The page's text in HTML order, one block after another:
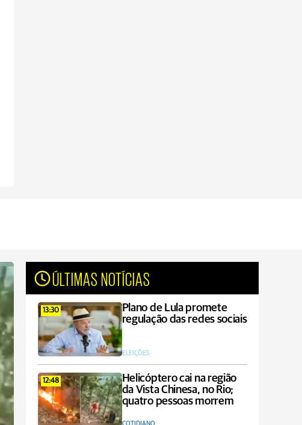
ÚLTIMAS NOTÍCIAS
13:30
Plano de Lula promete
regulação das redes sociais
ELEIÇÕES
12:48
Helicóptero cai na região
da Vista Chinesa, no Rio;
quatro pessoas morrem
COTIDIANO